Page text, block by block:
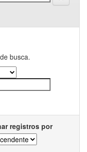
busca.
registros por